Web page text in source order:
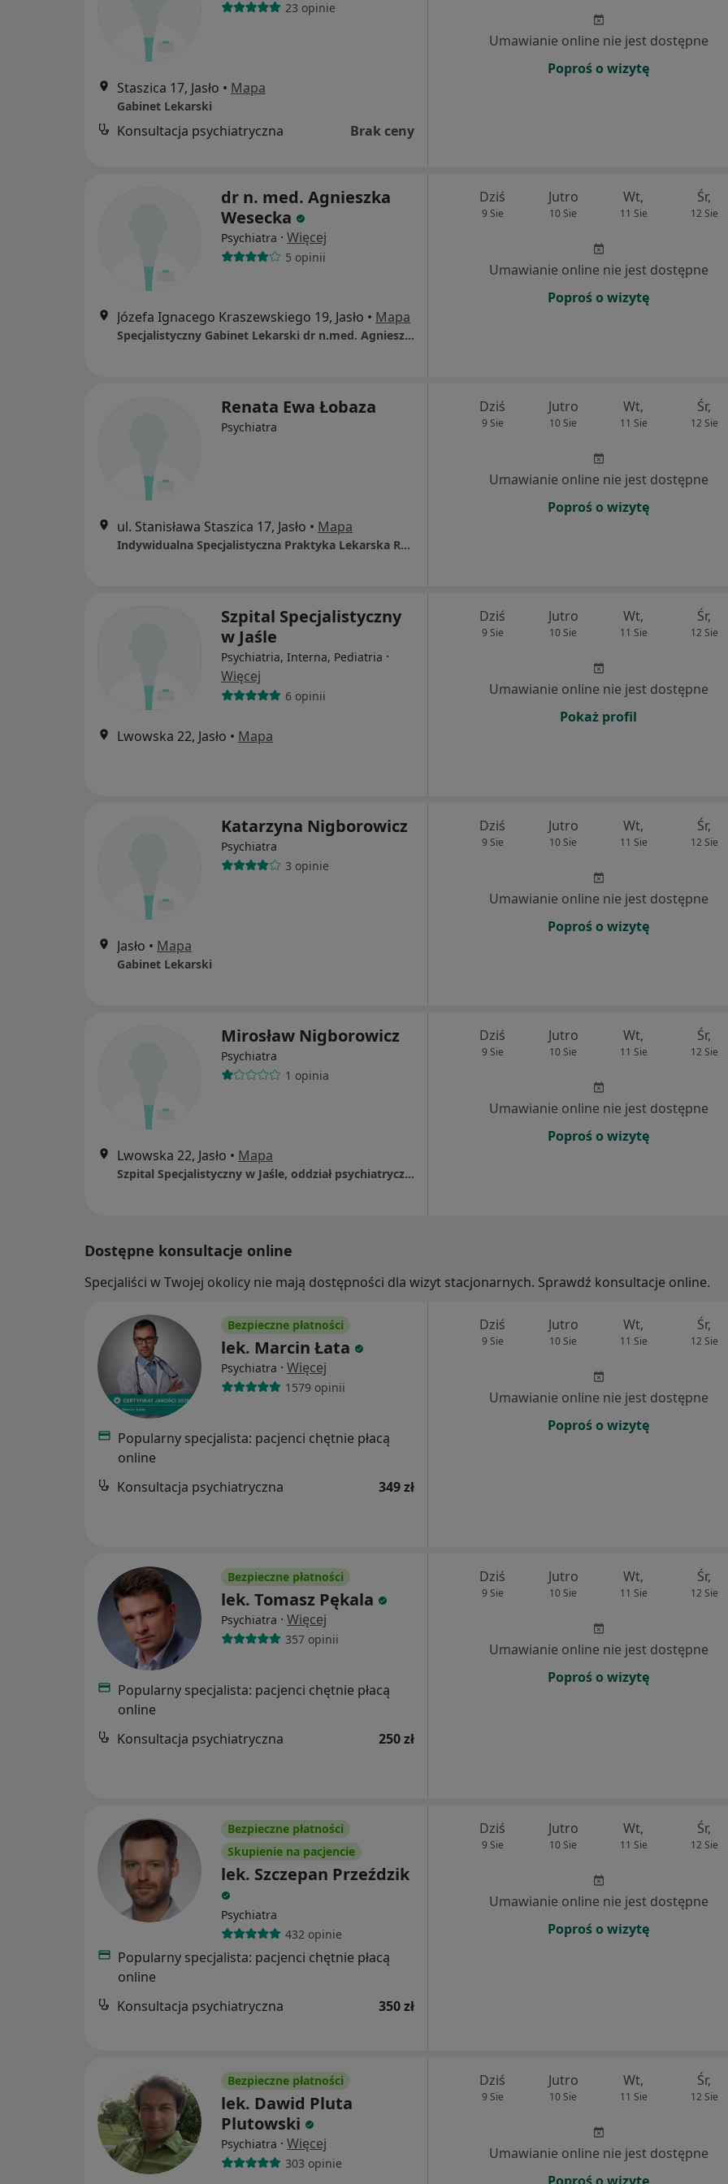
23 opinie
Staszica 17, Jasło • Mapa
Gabinet Lekarski
Konsultacja psychiatryczna Brak ceny
Umawianie online nie jest dostępne
Poproś o wizytę
dr n. med. Agnieszka
Wesecka
Psychiatra · Więcej
5 opinii
Józefa Ignacego Kraszewskiego 19, Jasło • Mapa
Specjalistyczny Gabinet Lekarski dr n.med. Agnieszka Wesecka
Dziś
9 Sie
Jutro
10 Sie
Wt,
11 Sie
Śr,
12 Sie
Umawianie online nie jest dostępne
Poproś o wizytę
Renata Ewa Łobaza
Psychiatra
ul. Stanisława Staszica 17, Jasło • Mapa
Indywidualna Specjalistyczna Praktyka Lekarska Renata Łobaza
Dziś
9 Sie
Jutro
10 Sie
Wt,
11 Sie
Śr,
12 Sie
Umawianie online nie jest dostępne
Poproś o wizytę
Szpital Specjalistyczny
w Jaśle
Psychiatria, Interna, Pediatria ·
Więcej
6 opinii
Lwowska 22, Jasło • Mapa
Dziś
9 Sie
Jutro
10 Sie
Wt,
11 Sie
Śr,
12 Sie
Umawianie online nie jest dostępne
Pokaż profil
Katarzyna Nigborowicz
Psychiatra
3 opinie
Jasło • Mapa
Gabinet Lekarski
Dziś
9 Sie
Jutro
10 Sie
Wt,
11 Sie
Śr,
12 Sie
Umawianie online nie jest dostępne
Poproś o wizytę
Mirosław Nigborowicz
Psychiatra
1 opinia
Lwowska 22, Jasło • Mapa
Szpital Specjalistyczny w Jaśle, oddział psychiatryczny
Dziś
9 Sie
Jutro
10 Sie
Wt,
11 Sie
Śr,
12 Sie
Umawianie online nie jest dostępne
Poproś o wizytę
Dostępne konsultacje online
Specjaliści w Twojej okolicy nie mają dostępności dla wizyt stacjonarnych. Sprawdź konsultacje online.
Bezpieczne płatności
lek. Marcin Łata
Psychiatra · Więcej
1579 opinii
Popularny specjalista: pacjenci chętnie płacą
online
Konsultacja psychiatryczna
349 zł
Dziś
9 Sie
Jutro
10 Sie
Wt,
11 Sie
Śr,
12 Sie
Umawianie online nie jest dostępne
Poproś o wizytę
Bezpieczne płatności
lek. Tomasz Pękala
Psychiatra · Więcej
357 opinii
Popularny specjalista: pacjenci chętnie płacą
online
Konsultacja psychiatryczna
250 zł
Dziś
9 Sie
Jutro
10 Sie
Wt,
11 Sie
Śr,
12 Sie
Umawianie online nie jest dostępne
Poproś o wizytę
Bezpieczne płatności
Skupienie na pacjencie
lek. Szczepan Przeździk
Psychiatra
432 opinie
Popularny specjalista: pacjenci chętnie płacą
online
Konsultacja psychiatryczna
350 zł
Dziś
9 Sie
Jutro
10 Sie
Wt,
11 Sie
Śr,
12 Sie
Umawianie online nie jest dostępne
Poproś o wizytę
Bezpieczne płatności
lek. Dawid Pluta
Plutowski
Psychiatra · Więcej
303 opinie
Dziś
9 Sie
Jutro
10 Sie
Wt,
11 Sie
Śr,
12 Sie
Umawianie online nie jest dostępne